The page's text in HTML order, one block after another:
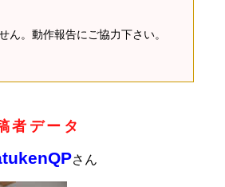
ん。動作報告にご協力下さい。
者データ
さん